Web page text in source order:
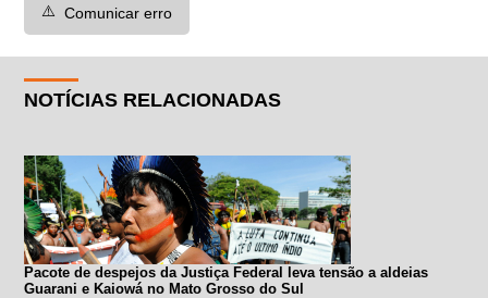
⚠️ Comunicar erro
NOTÍCIAS RELACIONADAS
Pacote de despejos da Justiça Federal leva tensão a aldeias
Guarani e Kaiowá no Mato Grosso do Sul